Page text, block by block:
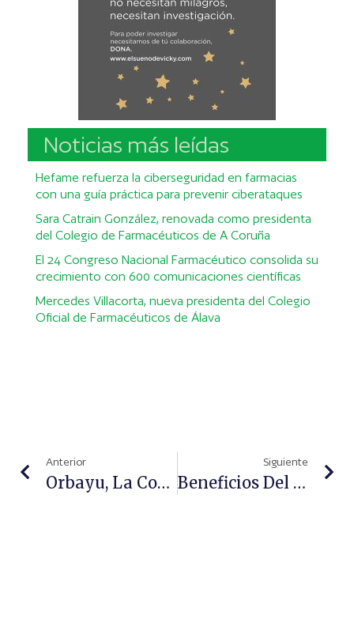
Noticias más leídas
Hefame refuerza la ciberseguridad en farmacias
con una guía práctica para prevenir ciberataques
Sara Catrain González, renovada como presidenta
del Colegio de Farmacéuticos de A Coruña
El 24 Congreso Nacional Farmacéutico consolida su
crecimiento con 600 comunicaciones científicas
Mercedes Villacorta, nueva presidenta del Colegio
Oficial de Farmacéuticos de Álava
Anterior
Orbayu, La Cosmética Que Cala En Tu Piel
Siguiente
Beneficios Del Sérum Endocare C Ferulic EDAFENCE